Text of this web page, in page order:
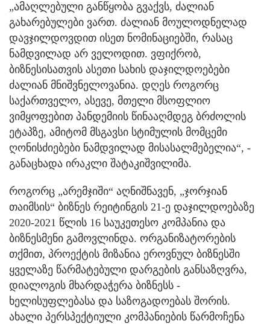
„ამაღლებული განწყობა გვაქვს, ძალიან
გახარებულები ვართ. ძალიან მოულოდნელად
დავჯილდოვდით ისეთ ნომინაციებში, რასაც
ნამდვილად არ ველოდით. ვფიქრობ,
ბიზნესისათვის ასეთი სახის დაჯილდოებები
ძალიან მნიშვნელოვანია. დღეს როგორც
საქართველო, ასევე, მთელი მსოფლიო
ვიმყოფებით პანდემიის წინააღმდეგ ბრძოლის
ეტაპზე, ამიტომ მსგავსი სტიმულის მომცემი
ღონისძიებები ნამდვილად მისასალმებელია“, -
განაცხადა ირაკლი შატაკიშვილიმა.
როგორც „არემჯიში“ აღნიშნავენ, „ჯორჯიან
თაიმსის“ ბიზნეს რეიტინგის 21-ე დაჯილდოებაზე
2020-2021 წლის 16 საუკეთესო კომპანია და
ბიზნესმენი გამოვლინდა. ორგანიზატორების
თქმით, პროექტის მიზანია ეროვნულ ბიზნესში
ყველაზე წარმატებული დარგების განსაზღვრა,
დიალოგის მხარდაჭერა ბიზნესს -
ხელისუფლებასა და საზოგადოებას შორის.
ახალი პერსპექტიული კომპანიების წარმოჩენა